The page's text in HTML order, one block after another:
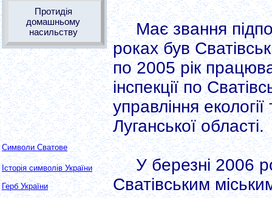
Протидія
домашньому
насильству
Символи Сватове
Історія символів України
Герб України
Має звання
роках був
по 2005 рік
інспекції по
управління
Луганської області.
У березні 2006
Сватівським